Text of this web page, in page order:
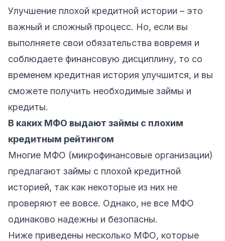
Улучшение плохой кредитной истории – это
важный и сложный процесс. Но, если вы
выполняете свои обязательства вовремя и
соблюдаете финансовую дисциплину, то со
временем кредитная история улучшится, и вы
сможете получить необходимые займы и
кредиты.
В каких МФО выдают займы с плохим
кредитным рейтингом
Многие МФО (микрофинансовые организации)
предлагают займы с плохой кредитной
историей, так как некоторые из них не
проверяют ее вовсе. Однако, не все МФО
одинаково надежны и безопасны.
Ниже приведены несколько МФО, которые